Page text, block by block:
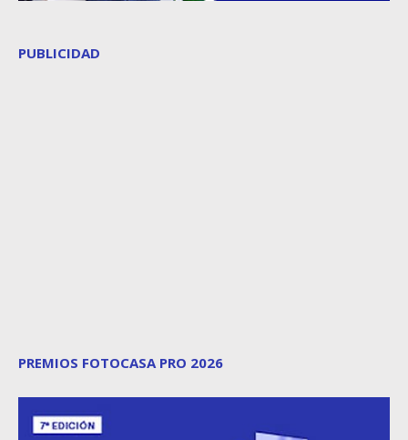
PUBLICIDAD
PREMIOS FOTOCASA PRO 2026